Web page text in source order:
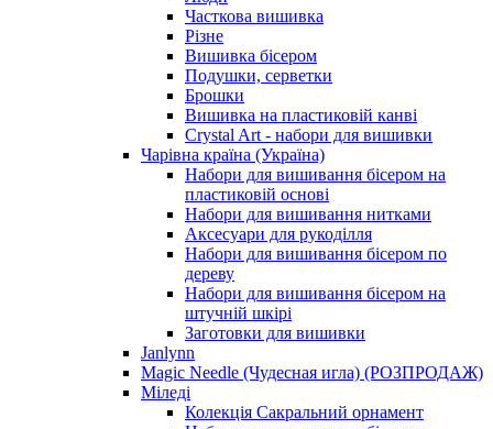
Часткова вишивка
Різне
Вишивка бісером
Подушки, серветки
Брошки
Вишивка на пластиковій канві
Crystal Art - набори для вишивки
Чарівна країна (Україна)
Набори для вишивання бісером на
пластиковій основі
Набори для вишивання нитками
Аксесуари для рукоділля
Набори для вишивання бісером по
дереву
Набори для вишивання бісером на
штучній шкірі
Заготовки для вишивки
Janlynn
Magic Needle (Чудесная игла) (РОЗПРОДАЖ)
Міледі
Колекція Сакральний орнамент